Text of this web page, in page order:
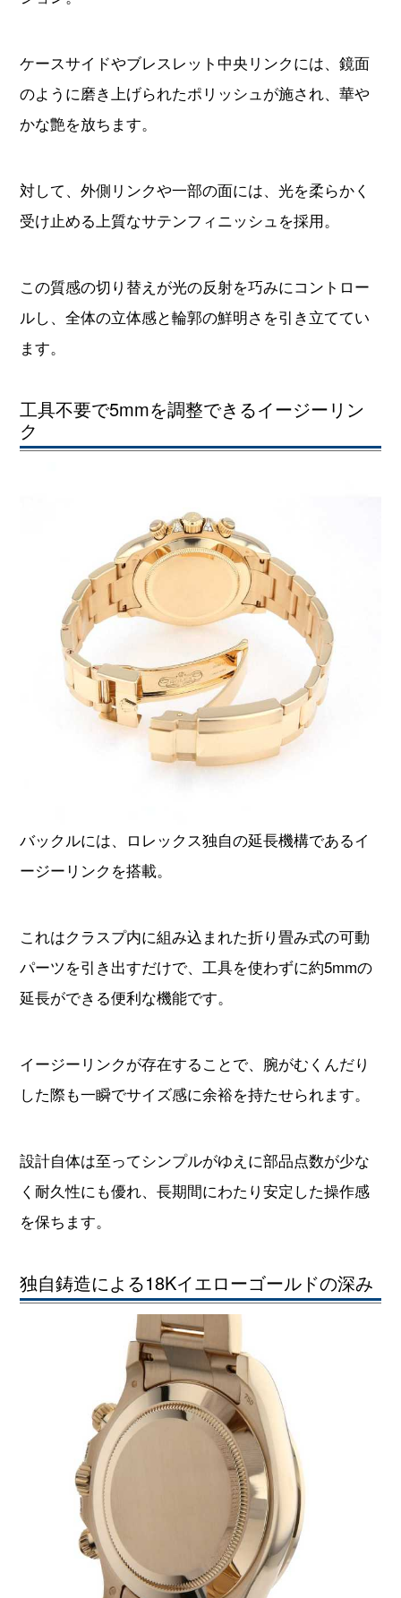
ケースサイドやブレスレット中央リンクには、鏡面
のように磨き上げられたポリッシュが施され、華や
かな艶を放ちます。
対して、外側リンクや一部の面には、光を柔らかく
受け止める上質なサテンフィニッシュを採用。
この質感の切り替えが光の反射を巧みにコントロー
ルし、全体の立体感と輪郭の鮮明さを引き立ててい
ます。
工具不要で5mmを調整できるイージーリン
ク
バックルには、ロレックス独自の延長機構であるイ
ージーリンクを搭載。
これはクラスプ内に組み込まれた折り畳み式の可動
パーツを引き出すだけで、工具を使わずに約5mmの
延長ができる便利な機能です。
イージーリンクが存在することで、腕がむくんだり
した際も一瞬でサイズ感に余裕を持たせられます。
設計自体は至ってシンプルがゆえに部品点数が少な
く耐久性にも優れ、長期間にわたり安定した操作感
を保ちます。
独自鋳造による18Kイエローゴールドの深み